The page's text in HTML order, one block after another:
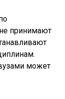
принимают
может